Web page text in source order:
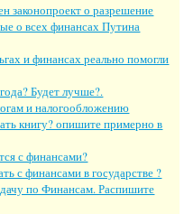
законопроект о разрешение
о всех финансах Путина
и финансах реально помогли
Будет лучше?.
и налогообложению
книгу? опишите примерно в
с финансами?
с финансами в государстве ?
по Финансам. Распишите